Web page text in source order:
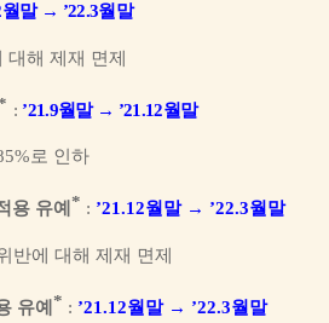
월말 → ’22.3월말
대해 제재 면제
: ’21.9월말 → ’21.12월말
로 인하
용 유예 * : ’21.12월말 → ’22.3월말
반에 대해 제재 면제
유예 * : ’21.12월말 → ’22.3월말